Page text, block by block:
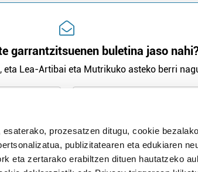
prozesatzen ditugu, cookie
publizitatearen eta edukiaren
eta zertarako erabiltzen dituen hautatzeko
garrantzitsuenen buletina jaso
eta Lea-Artibai eta Mutrikuko asteko berri